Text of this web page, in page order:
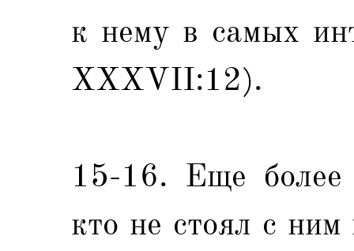
к нему в самых
XXXVII:12).
15-16. Еще более
кто не стоял с